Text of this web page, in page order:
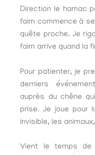
Direction le hamac
faim commence à
quête proche. Je
faim arrive quand la
Pour patienter, je
derniers
auprès du chêne
prise. Je joue pour
invisible, les
Vient le temps